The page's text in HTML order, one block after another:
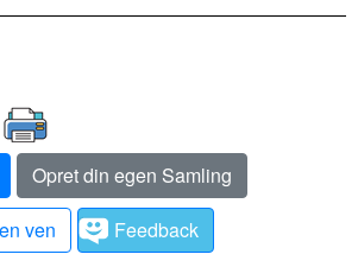
Opret din egen Samling
ven
Feedback